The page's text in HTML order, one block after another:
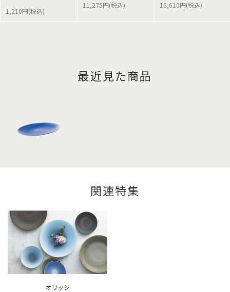
1,210円(税込)
11,275円(税込) 16,610円(税込)
最近見た商品
関連特集
オリッジ